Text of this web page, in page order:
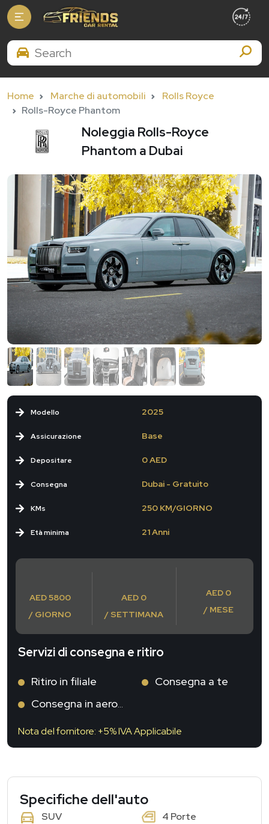
Search Brands
Home Marche di automobili
Rolls Royce
Rolls-Royce Phantom
Noleggia Rolls-Royce
Phantom a Dubai
Modello
Assicurazione
Depositare
2025
Base
0 AED
Consegna
KMs
Età minima
Dubai - Gratuito
250 KM/GIORNO
21 Anni
AED 5800
/ GIORNO
AED 0
/ SETTIMANA
AED 0
/ MESE
Servizi di consegna e ritiro
Ritiro in filiale
Consegna a te
Consegna in aeroporto
Nota del fornitore: +5% IVA Applicabile
Specifiche dell'auto
SUV
4 Porte